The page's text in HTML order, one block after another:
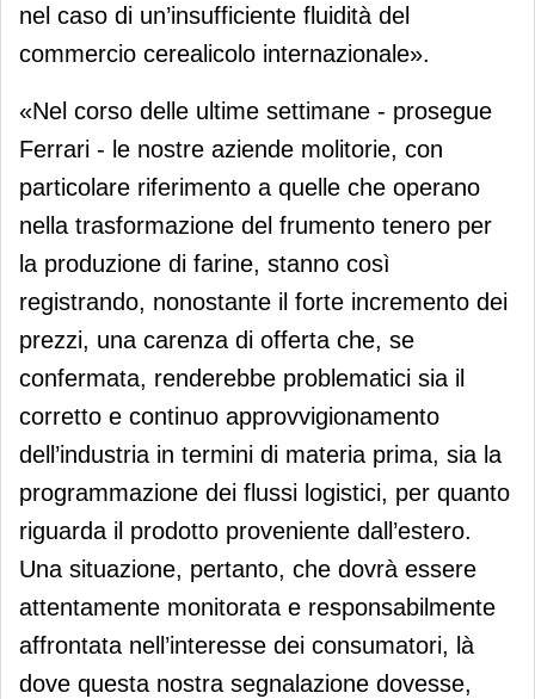
nel caso di un’insufficiente fluidità del
commercio cerealicolo internazionale».
«Nel corso delle ultime settimane - prosegue
Ferrari - le nostre aziende molitorie, con
particolare riferimento a quelle che operano
nella trasformazione del frumento tenero per
la produzione di farine, stanno così
registrando, nonostante il forte incremento dei
prezzi, una carenza di offerta che, se
confermata, renderebbe problematici sia il
corretto e continuo approvvigionamento
dell’industria in termini di materia prima, sia la
programmazione dei flussi logistici, per quanto
riguarda il prodotto proveniente dall’estero.
Una situazione, pertanto, che dovrà essere
attentamente monitorata e responsabilmente
affrontata nell’interesse dei consumatori, là
dove questa nostra segnalazione dovesse,